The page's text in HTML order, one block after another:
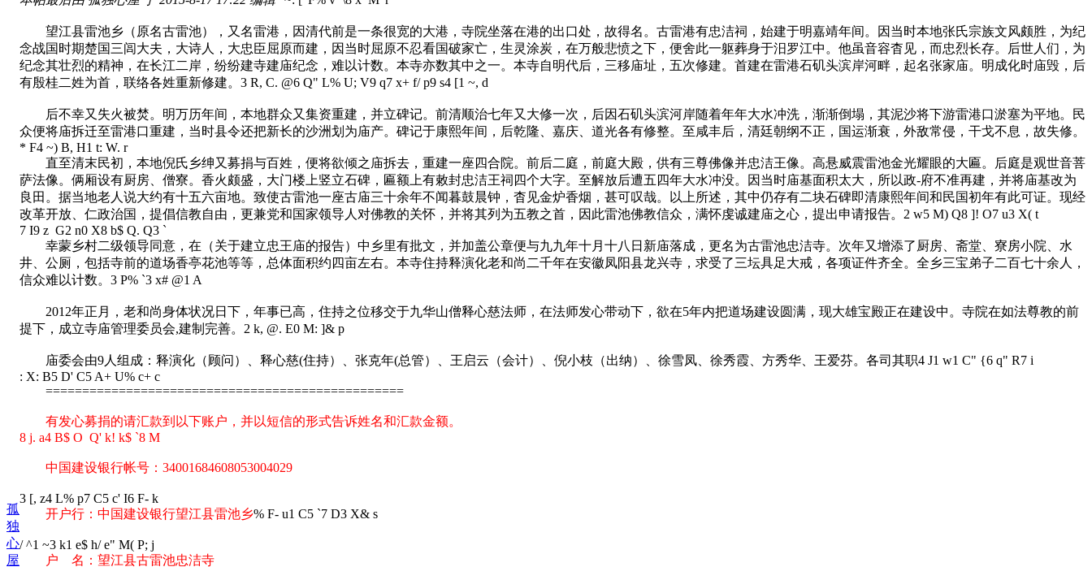
孤
独
心
屋
望江县雷池乡（原名古雷池），又名雷港，因清代前是一条很宽的大港，寺院坐落在港的出口处，故得名。古雷港有忠洁祠，始建于明嘉靖年间。因当时本地张氏宗族文风颇胜，为纪
念战国时期楚国三闾大夫，大诗人，大忠臣屈原而建，因当时屈原不忍看国破家亡，生灵涂炭，在万般悲愤之下，便舍此一躯葬身于汨罗江中。他虽音容杳见，而忠烈长存。后世人们，为
纪念其壮烈的精神，在长江二岸，纷纷建寺建庙纪念，难以计数。本寺亦数其中之一。本寺自明代后，三移庙址，五次修建。首建在雷港石矶头滨岸河畔，起名张家庙。明成化时庙毁，后
有殷桂二姓为首，联络各姓重新修建。 3 R, C. @6 Q" L% U; V9 q7 x+ f/ p9 s4 [1 ~, d
后不幸又失火被焚。明万历年间，本地群众又集资重建，并立碑记。前清顺治七年又大修一次，后因石矶头滨河岸随着年年大水冲洗，渐渐倒塌，其泥沙将下游雷港口淤塞为平地。民
众便将庙拆迁至雷港口重建，当时县令还把新长的沙洲划为庙产。碑记于康熙年间，后乾隆、嘉庆、道光各有修整。至咸丰后，清廷朝纲不正，国运渐衰，外敌常侵，干戈不息，故失修。
* F4 ~) B, H1 t: W. r
直至清末民初，本地倪氏乡绅又募捐与百姓，便将欲倾之庙拆去，重建一座四合院。前后二庭，前庭大殿，供有三尊佛像并忠洁王像。高悬威震雷池金光耀眼的大匾。后庭是观世音菩
萨法像。俩厢设有厨房、僧寮。香火颇盛，大门楼上竖立石碑，匾额上有敕封忠洁王祠四个大字。至解放后遭五四年大水冲没。因当时庙基面积太大，所以政-府不准再建，并将庙基改为
良田。据当地老人说大约有十五六亩地。致使古雷池一座古庙三十余年不闻暮鼓晨钟，杳见金炉香烟，甚可叹哉。以上所述，其中仍存有二块石碑即清康熙年间和民国初年有此可证。现经
改革开放、仁政治国，提倡信教自由，更兼党和国家领导人对佛教的关怀，并将其列为五教之首，因此雷池佛教信众，满怀虔诚建庙之心，提出申请报告。 2 w5 M) Q8 ]! O7 u3 X( t
7 I9 z G2 n0 X8 b$ Q. Q3 `
幸蒙乡村二级领导同意，在（关于建立忠王庙的报告）中乡里有批文，并加盖公章便与九九年十月十八日新庙落成，更名为古雷池忠洁寺。次年又增添了厨房、斋堂、寮房小院、水
井、公厕，包括寺前的道场香亭花池等等，总体面积约四亩左右。本寺住持释演化老和尚二千年在安徽凤阳县龙兴寺，求受了三坛具足大戒，各项证件齐全。全乡三宝弟子二百七十余人，
信众难以计数。 3 P% `3 x# @1 A
2012年正月，老和尚身体状况日下，年事已高，住持之位移交于九华山僧释心慈法师，在法师发心带动下，欲在5年内把道场建设圆满，现大雄宝殿正在建设中。寺院在如法尊教的前
提下，成立寺庙管理委员会,建制完善。 2 k, @. E0 M: ]& p
庙委会由9人组成：释演化（顾问）、释心慈(住持）、张克年(总管）、王启云（会计）、倪小枝（出纳）、徐雪凤、徐秀霞、方秀华、王爱芬。各司其职4 J1 w1 C" {6 q" R7 i
: X: B5 D' C5 A+ U% c+ c
=================================================
有发心募捐的请汇款到以下账户，并以短信的形式告诉姓名和汇款金额。
8 j. a4 B$ O Q' k! k$ `8 M
中国建设银行帐号：34001684608053004029
3 [, z4 L% p7 C5 c' I6 F- k
开户行：中国建设银行望江县雷池乡% F- u1 C5 `7 D3 X& s
/ ^1 ~3 k1 e$ h/ e" M( P; j
户 名：望江县古雷池忠洁寺